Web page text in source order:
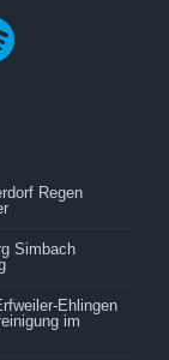
Regen
Simbach
Ehlingen
im